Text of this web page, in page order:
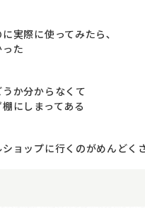
実際に使ってみたら､
た
か分からなくて
にしまってある
ショップに行くのがめんどく